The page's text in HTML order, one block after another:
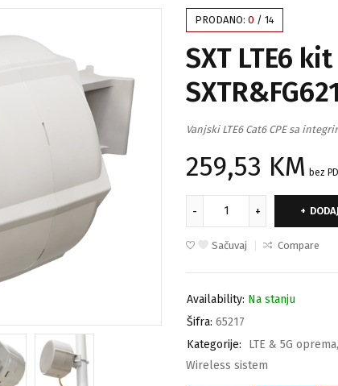
PRODANO: 0 / 14
SXT LTE6
Vanjski LTE6 Cat6 CPE sa
259,53 KM bez
Sačuvaj Compare
Availability: Na stanju
Šifra: 65217
Kategorije:
LTE & 5G oprema,
Wireless sistem